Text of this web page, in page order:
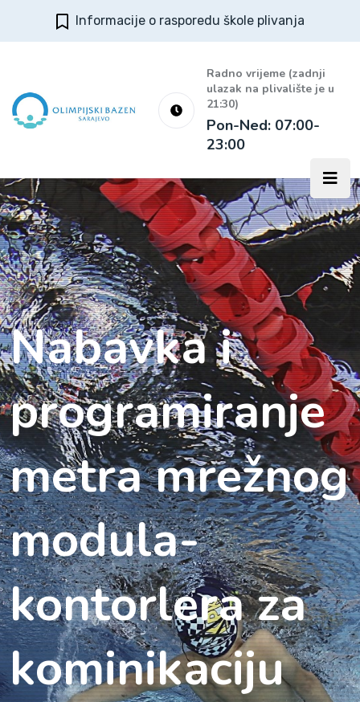
Informacije o rasporedu škole plivanja
Radno vrijeme (zadnji
ulazak na plivalište je u
21:30)
Pon-Ned: 07:00-
23:00
Nabavka i
programiranje
metra mrežnog
modula-
kontorlera za
kominikaciju